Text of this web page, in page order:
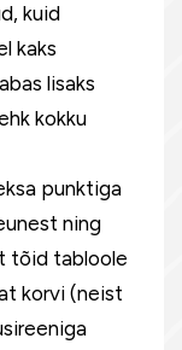
kuid
kaks
lisaks
kokku
punktiga
ning
tõid tabloole
korvi (neist